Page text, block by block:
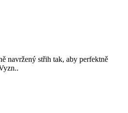
navržený střih tak, aby perfektně